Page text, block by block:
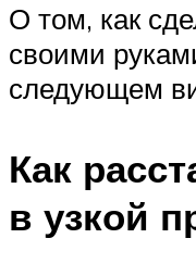
О том, как
своими
следующем
Как
в узкой